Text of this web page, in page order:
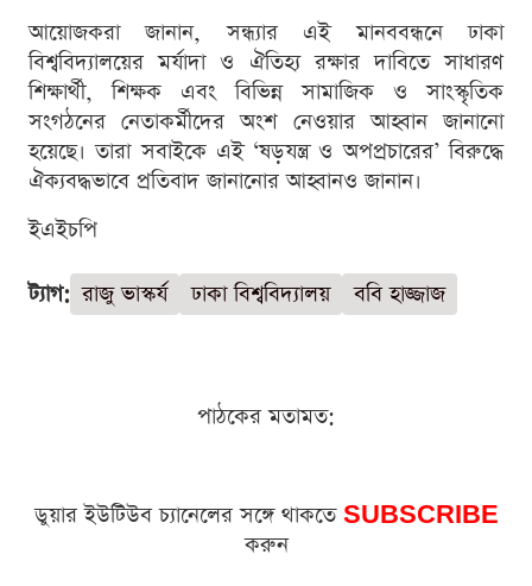
আয়োজকরা জানান, সন্ধ্যার এই মানববন্ধনে ঢাকা
বিশ্ববিদ্যালয়ের মর্যাদা ও ঐতিহ্য রক্ষার দাবিতে সাধারণ
শিক্ষার্থী, শিক্ষক এবং বিভিন্ন সামাজিক ও সাংস্কৃতিক
সংগঠনের নেতাকর্মীদের অংশ নেওয়ার আহ্বান জানানো
হয়েছে। তারা সবাইকে এই ‘ষড়যন্ত্র ও অপপ্রচারের’ বিরুদ্ধে
ঐক্যবদ্ধভাবে প্রতিবাদ জানানোর আহ্বানও জানান।
ইএইচপি
ট্যাগ: রাজু ভাস্কর্য ঢাকা বিশ্ববিদ্যালয় ববি হাজ্জাজ
পাঠকের মতামত:
ডুয়ার ইউটিউব চ্যানেলের সঙ্গে থাকতে SUBSCRIBE
করুন